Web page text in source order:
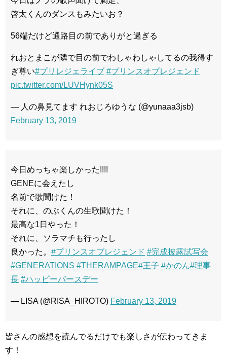
啓太くんのダンスもみたいお？
56端だけど通路目の前でありがと過ぎる
れおとまこが隣で目の前でわしゃわしゃしてるの我得す
ぎ尊い#プリレジェライブ #プリンスオブレジェンド
pic.twitter.com/LUVHynk05S
— 人の鼻見てます れおじろゆうな (@yunaaa3jsb)
February 13, 2019
今日めっちゃ楽しかった!!!!
GENEに会えたし
名前で歌聞けた！
それに、のぶくんの生歌聞けた！
最高な1日やった！
それに、ソラマチも行ったし
良かった。 #プリンスオブレジェンド #完成披露試写会
#GENERATIONS #THERAMPAGE#王子 #かのん#理事
長 #ハッピーバースデー
— LISA (@RISA_HIROTO) February 13, 2019
皆さんの感想を読んでるだけでも楽しさが伝わってきま
す！